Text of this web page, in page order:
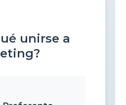
unirse a